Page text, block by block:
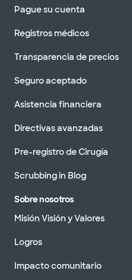
Pague su cuenta
Registros médicos
Transparencia de precios
Seguro aceptado
Asistencia financiera
Directivas avanzadas
Pre-registro de Cirugía
Scrubbing in Blog
Sobre nosotros
Misión Visión y Valores
Logros
Impacto comunitario